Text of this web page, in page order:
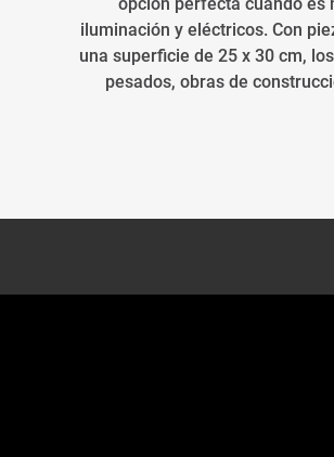
iluminación y eléctricos. Con
una superficie de 25 x 30 cm,
pesados, obras de